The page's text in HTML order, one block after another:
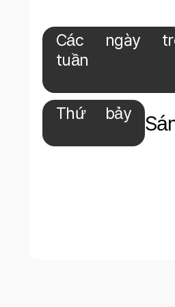
Các ngày
tuần
Thứ bảy